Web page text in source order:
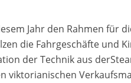
Jahr den Rahmen für
die Fahrgeschäfte und
der Technik aus
viktorianischen